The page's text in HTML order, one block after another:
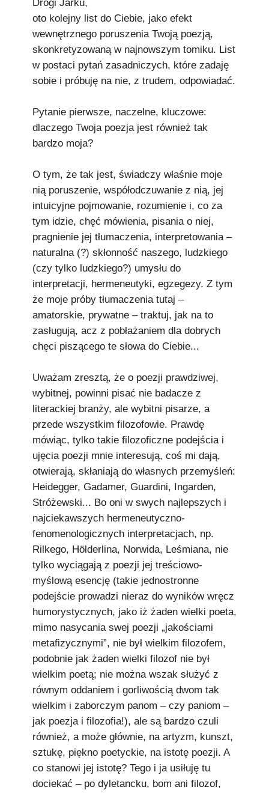
Podkowiański Słownik Biograficzny
🖶 Drukuj
🔍
redakcja@podkowianskimagazyn.pl
Wszelkie prawa zastrzeżone
Drogi Jarku,
oto kolejny list do Ciebie, jako efekt
wewnętrznego poruszenia Twoją poezją,
skonkretyzowaną w najnowszym tomiku. List
w postaci pytań zasadniczych, które zadaję
sobie i próbuję na nie, z trudem, odpowiadać.
Pytanie pierwsze, naczelne, kluczowe:
dlaczego Twoja poezja jest również tak
bardzo moja?
O tym, że tak jest, świadczy właśnie moje
nią poruszenie, współodczuwanie z nią, jej
intuicyjne pojmowanie, rozumienie i, co za
tym idzie, chęć mówienia, pisania o niej,
pragnienie jej tłumaczenia, interpretowania –
naturalna (?) skłonność naszego, ludzkiego
(czy tylko ludzkiego?) umysłu do
interpretacji, hermeneutyki, egzegezy. Z tym
że moje próby tłumaczenia tutaj –
amatorskie, prywatne – traktuj, jak na to
zasługują, acz z pobłażaniem dla dobrych
chęci piszącego te słowa do Ciebie...
Uważam zresztą, że o poezji prawdziwej,
wybitnej, powinni pisać nie badacze z
literackiej branży, ale wybitni pisarze, a
przede wszystkim filozofowie. Prawdę
mówiąc, tylko takie filozoficzne podejścia i
ujęcia poezji mnie interesują, coś mi dają,
otwierają, skłaniają do własnych przemyśleń:
Heidegger, Gadamer, Guardini, Ingarden,
Stróżewski... Bo oni w swych najlepszych i
najciekawszych hermeneutyczno-
fenomenologicznych interpretacjach, np.
Rilkego, Hölderlina, Norwida, Leśmiana, nie
tylko wyciągają z poezji jej treściowo-
myślową esencję (takie jednostronne
podejście prowadzi nieraz do wyników wręcz
humorystycznych, jako iż żaden wielki poeta,
mimo nasycania swej poezji „jakościami
metafizycznymi”, nie był wielkim filozofem,
podobnie jak żaden wielki filozof nie był
wielkim poetą; nie można wszak służyć z
równym oddaniem i gorliwością dwom tak
wielkim i zaborczym panom – czy paniom –
jak poezja i filozofia!), ale są bardzo czuli
również, a może głównie, na artyzm, kunszt,
sztukę, piękno poetyckie, na istotę poezji. A
co stanowi jej istotę? Tego i ja usiłuję tu
dociekać – po dyletancku, bom ani filozof,